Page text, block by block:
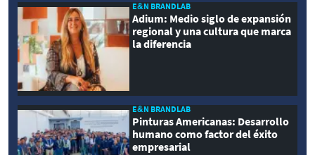
E&N BRANDLAB
Adium: Medio siglo de expansión
regional y una cultura que marca
la diferencia
E&N BRANDLAB
Pinturas Americanas: Desarrollo
humano como factor del éxito
empresarial